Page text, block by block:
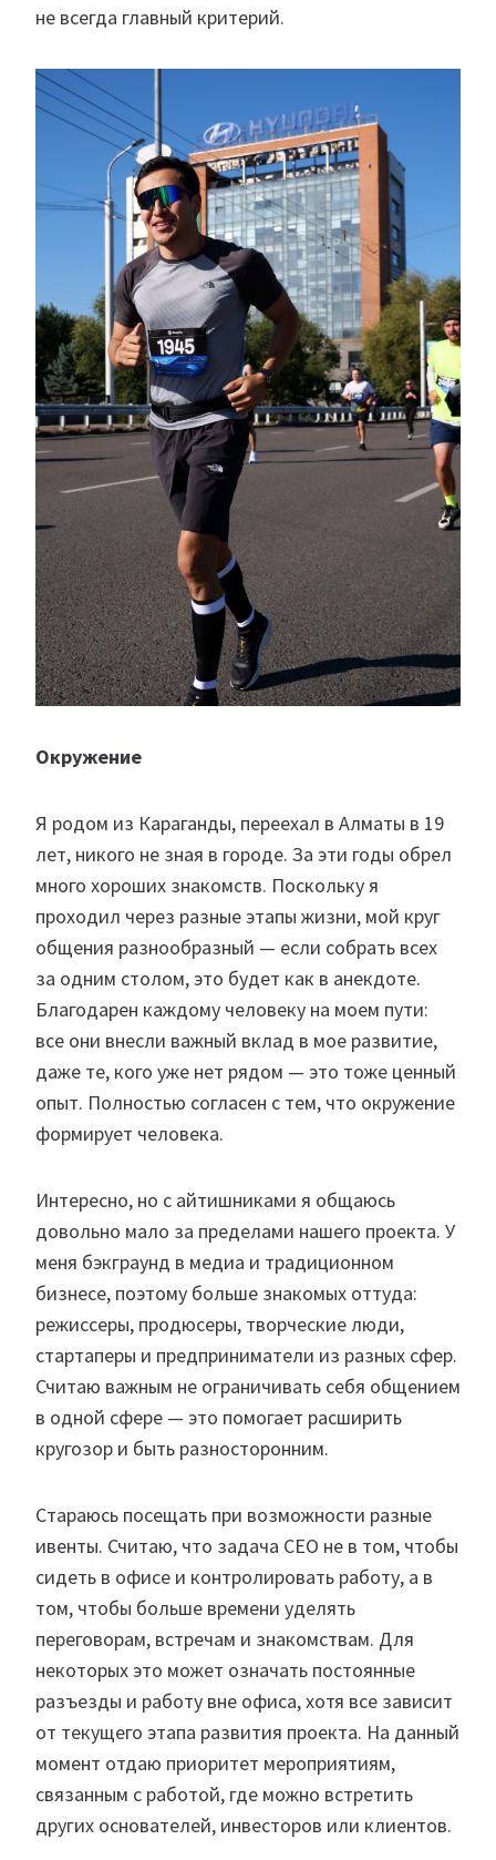
не всегда главный критерий.
Окружение
Я родом из Караганды, переехал в Алматы в 19
лет, никого не зная в городе. За эти годы обрел
много хороших знакомств. Поскольку я
проходил через разные этапы жизни, мой круг
общения разнообразный — если собрать всех
за одним столом, это будет как в анекдоте.
Благодарен каждому человеку на моем пути:
все они внесли важный вклад в мое развитие,
даже те, кого уже нет рядом — это тоже ценный
опыт. Полностью согласен с тем, что окружение
формирует человека.
Интересно, но с айтишниками я общаюсь
довольно мало за пределами нашего проекта. У
меня бэкграунд в медиа и традиционном
бизнесе, поэтому больше знакомых оттуда:
режиссеры, продюсеры, творческие люди,
стартаперы и предприниматели из разных сфер.
Считаю важным не ограничивать себя общением
в одной сфере — это помогает расширить
кругозор и быть разносторонним.
Стараюсь посещать при возможности разные
ивенты. Считаю, что задача CEO не в том, чтобы
сидеть в офисе и контролировать работу, а в
том, чтобы больше времени уделять
переговорам, встречам и знакомствам. Для
некоторых это может означать постоянные
разъезды и работу вне офиса, хотя все зависит
от текущего этапа развития проекта. На данный
момент отдаю приоритет мероприятиям,
связанным с работой, где можно встретить
других основателей, инвесторов или клиентов.